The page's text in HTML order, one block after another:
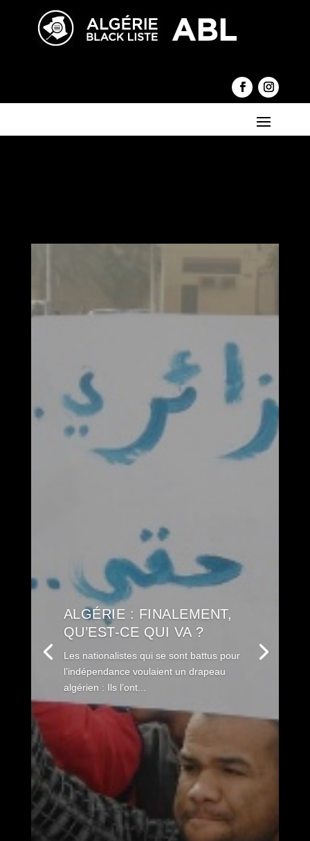
ALGÉRIE : FINALEMENT,
QU’EST-CE QUI VA ?
Les nationalistes qui se sont battus pour
l’indépendance voulaient un drapeau
algérien : Ils l’ont...